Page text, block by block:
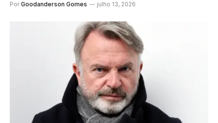
Por Goodanderson Gomes julho 13, 2026